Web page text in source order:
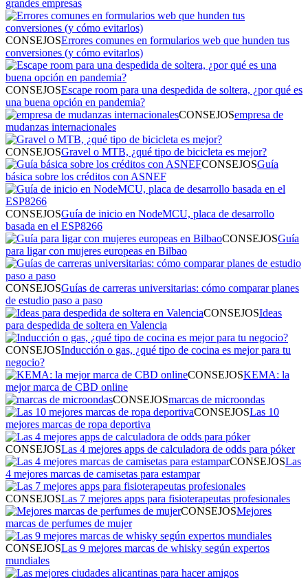
grandes empresas
CONSEJOSErrores comunes en formularios web que hunden tus
conversiones (y cómo evitarlos)
CONSEJOSEscape room para una despedida de soltera, ¿por qué es
una buena opción en pandemia?
CONSEJOSempresa de
mudanzas internacionales
CONSEJOSGravel o MTB, ¿qué tipo de bicicleta es mejor?
CONSEJOSGuía
básica sobre los créditos con ASNEF
CONSEJOSGuía de inicio en NodeMCU, placa de desarrollo
basada en el ESP8266
CONSEJOSGuía
para ligar con mujeres europeas en Bilbao
CONSEJOSGuías de carreras universitarias: cómo comparar planes
de estudio paso a paso
CONSEJOSIdeas
para despedida de soltera en Valencia
CONSEJOSInducción o gas, ¿qué tipo de cocina es mejor para tu
negocio?
CONSEJOSKEMA: la
mejor marca de CBD online
CONSEJOSmarcas de microondas
CONSEJOSLas 10
mejores marcas de ropa deportiva
CONSEJOSLas 4 mejores apps de calculadora de odds para póker
CONSEJOSLas
4 mejores marcas de camisetas para estampar
CONSEJOSLas 7 mejores apps para fisioterapeutas profesionales
CONSEJOSMejores
marcas de perfumes de mujer
CONSEJOSLas 9 mejores marcas de whisky según expertos
mundiales